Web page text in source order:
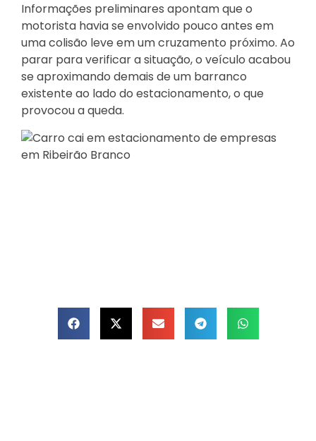
Informações preliminares apontam que o
motorista havia se envolvido pouco antes em
uma colisão leve em um cruzamento próximo. Ao
parar para verificar a situação, o veículo acabou
se aproximando demais de um barranco
existente ao lado do estacionamento, o que
provocou a queda.